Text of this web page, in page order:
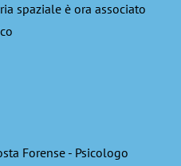
spaziale è ora associato
Forense - Psicologo